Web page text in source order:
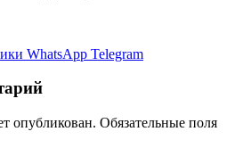
WhatsApp Telegram
опубликован. Обязательные поля